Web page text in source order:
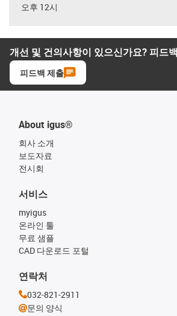
오후 12시
개선 및 건의사항이 있으신가요? 피드
피드백 제출
About igus®
회사 소개
보도자료
전시회
서비스
myigus
온라인 툴
무료 샘플
CAD 다운로드 포털
연락처
032-821-2911
문의 양식